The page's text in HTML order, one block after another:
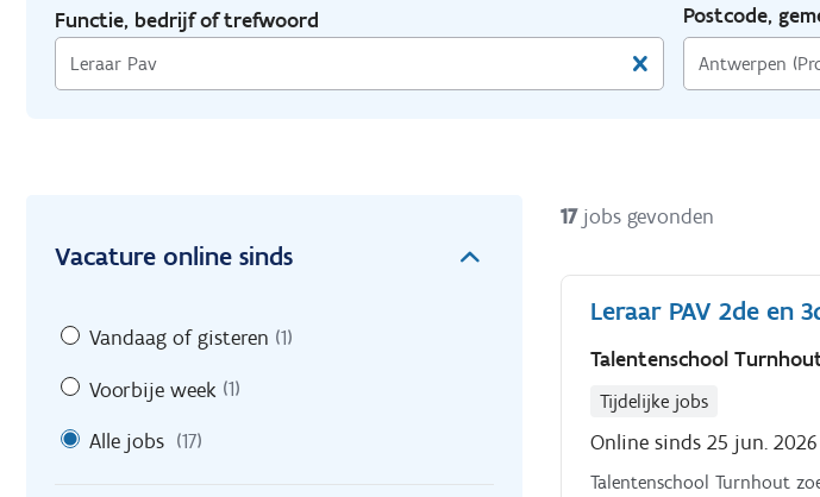
Functie, bedrijf of trefwoord
Postcode,
Vacature online sinds
Vandaag of gisteren (1)
Voorbije week (1)
Alle jobs (17)
17 jobs gevonden
Leraar PAV 2de en
Talentenschool
Tijdelijke jobs
Online sinds 25 jun. 2026
Talentenschool Turnhout